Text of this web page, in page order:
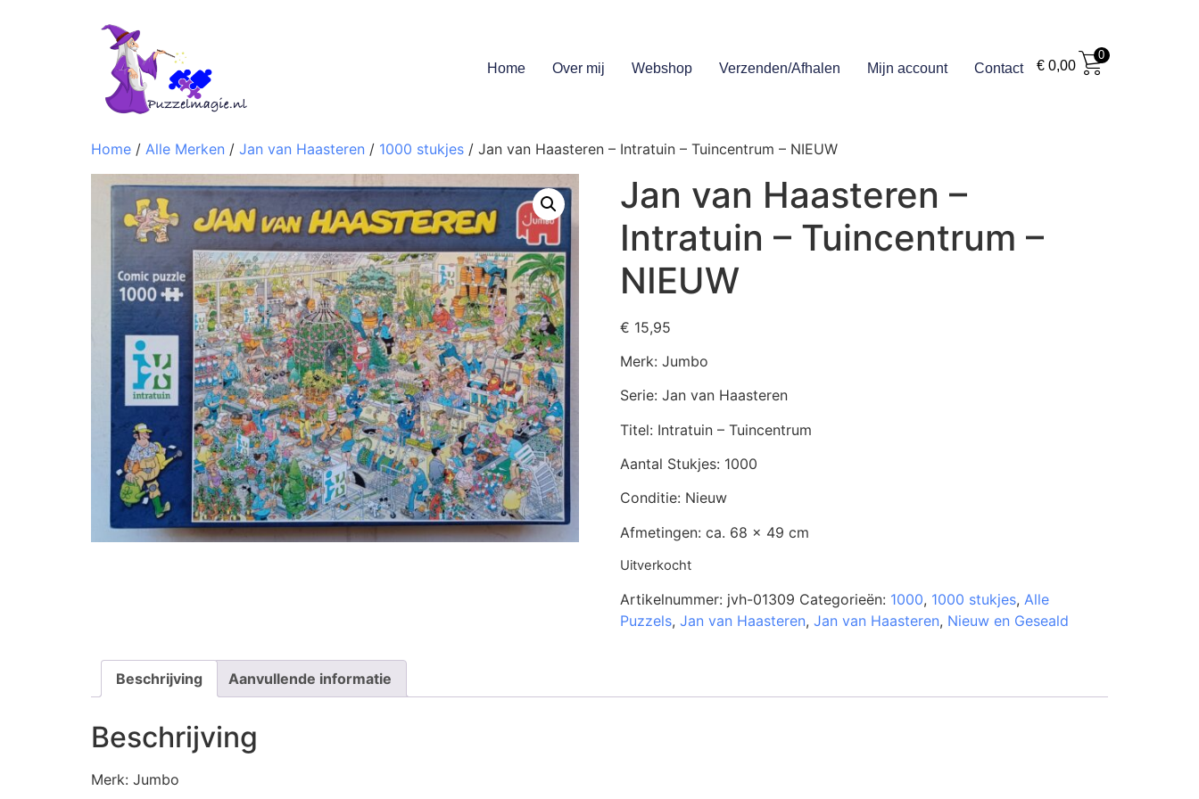
Home Over mij Webshop Verzenden/Afhalen Mijn account Contact €0,00
0
Home / Alle Merken / Jan van Haasteren / 1000 stukjes / Jan van Haasteren – Intratuin – Tuincentrum – NIEUW
Jan van Haasteren –
Intratuin – Tuincentrum –
NIEUW
€ 15,95
Merk: Jumbo
Serie: Jan van Haasteren
Titel: Intratuin – Tuincentrum
Aantal Stukjes: 1000
Conditie: Nieuw
Afmetingen: ca. 68 x 49 cm
Uitverkocht
Artikelnummer: jvh-01309 Categorieën: 1000, 1000 stukjes, Alle
Puzzels, Jan van Haasteren, Jan van Haasteren, Nieuw en Geseald
Beschrijving Aanvullende informatie
Beschrijving
Merk: Jumbo